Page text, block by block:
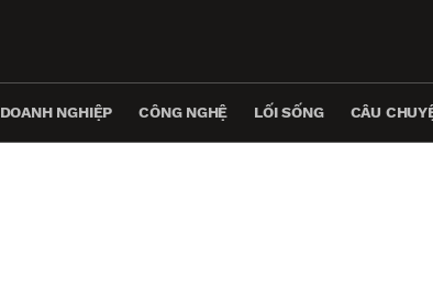
DOANH NGHIỆP CÔNG NGHỆ LỐI SỐNG CÂU